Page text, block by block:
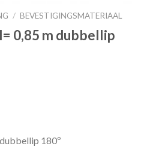
/ BEVESTIGINGSMATERIAAL
0,85 m dubbellip
180º